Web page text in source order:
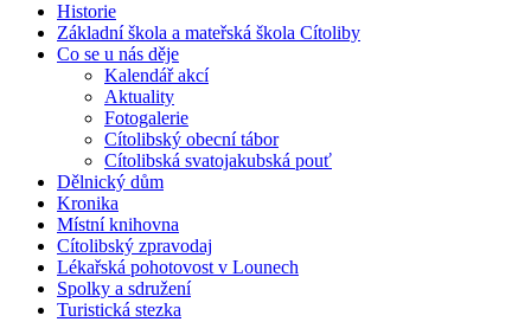
Historie
Základní škola a mateřská škola Cítoliby
Co se u nás děje
Kalendář akcí
Aktuality
Fotogalerie
Cítolibský obecní tábor
Cítolibská svatojakubská pouť
Dělnický dům
Kronika
Místní knihovna
Cítolibský zpravodaj
Lékařská pohotovost v Lounech
Spolky a sdružení
Turistická stezka